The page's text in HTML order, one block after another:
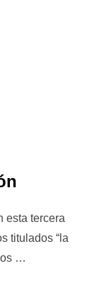
esta tercera
titulados “la
…